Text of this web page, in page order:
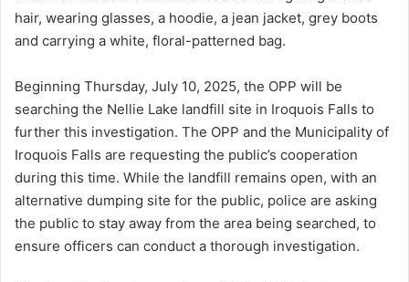
hair, wearing glasses, a hoodie, a jean jacket, grey boots
and carrying a white, floral-patterned bag.
Beginning Thursday, July 10, 2025, the OPP will be
searching the Nellie Lake landfill site in Iroquois Falls to
further this investigation. The OPP and the Municipality of
Iroquois Falls are requesting the public’s cooperation
during this time. While the landfill remains open, with an
alternative dumping site for the public, police are asking
the public to stay away from the area being searched, to
ensure officers can conduct a thorough investigation.